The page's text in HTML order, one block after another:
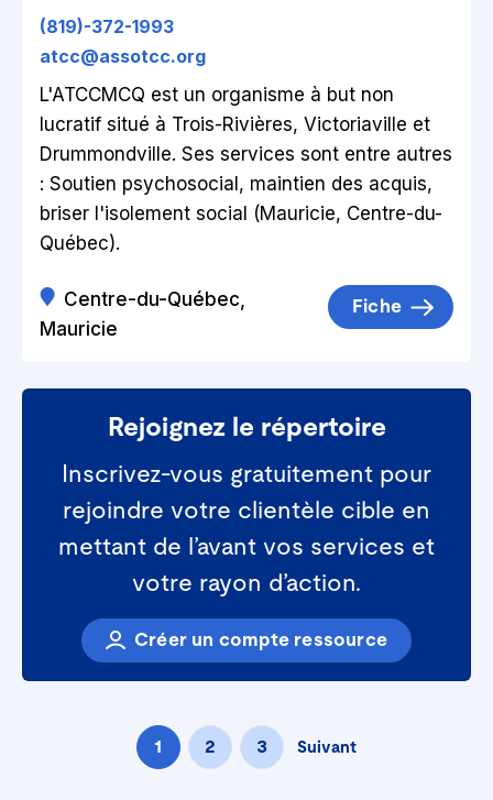
(819)-372-1993
atcc@assotcc.org
L'ATCCMCQ est un organisme à but non
lucratif situé à Trois-Rivières, Victoriaville et
Drummondville. Ses services sont entre autres
: Soutien psychosocial, maintien des acquis,
briser l'isolement social (Mauricie, Centre-du-
Québec).
Centre-du-Québec,
Mauricie
Fiche
Rejoignez le répertoire
Inscrivez-vous gratuitement pour
rejoindre votre clientèle cible en
mettant de l’avant vos services et
votre rayon d’action.
Créer un compte ressource
1 2 3 Suivant